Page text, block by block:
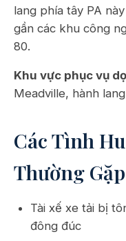
lang phía tây PA
gần các khu công
80.
Khu vực phục vụ
Meadville, hành
Các Tình
Thường
Tài xế xe tải bị
đông đúc